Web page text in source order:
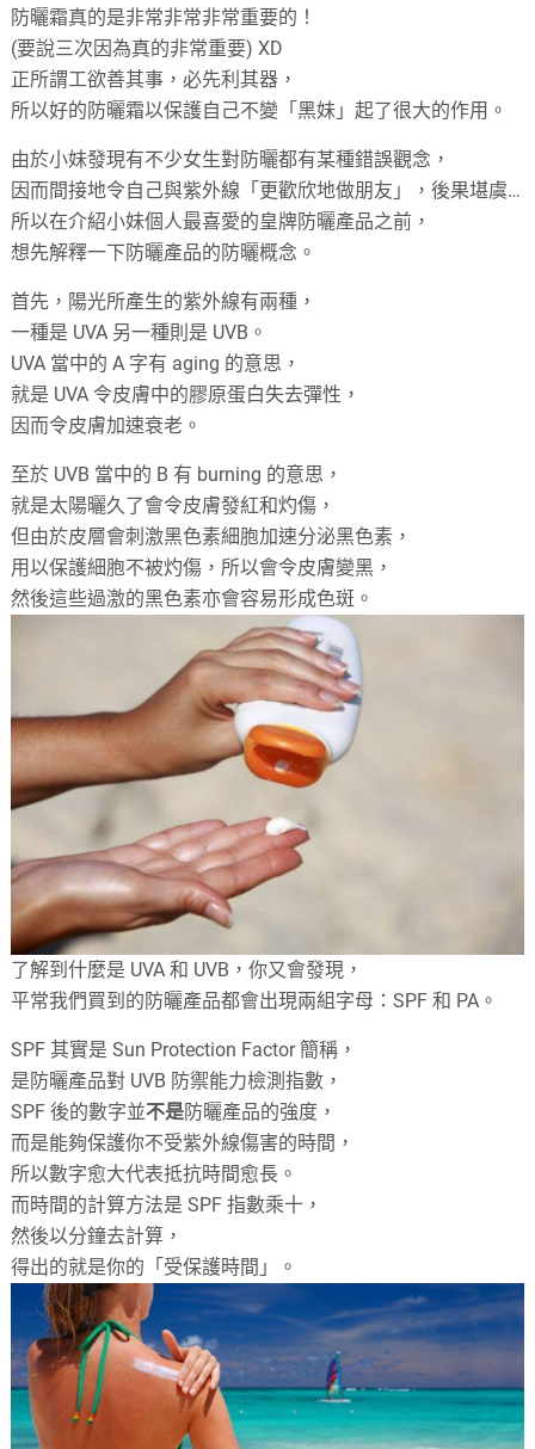
防曬霜真的是非常非常非常重要的！
(要說三次因為真的非常重要) XD
正所謂工欲善其事，必先利其器，
所以好的防曬霜以保護自己不變「黑妹」起了很大的作用。
由於小妹發現有不少女生對防曬都有某種錯誤觀念，
因而間接地令自己與紫外線「更歡欣地做朋友」，後果堪虞…
所以在介紹小妹個人最喜愛的皇牌防曬產品之前，
想先解釋一下防曬產品的防曬概念。
首先，陽光所產生的紫外線有兩種，
一種是 UVA 另一種則是 UVB。
UVA 當中的 A 字有 aging 的意思，
就是 UVA 令皮膚中的膠原蛋白失去彈性，
因而令皮膚加速衰老。
至於 UVB 當中的 B 有 burning 的意思，
就是太陽曬久了會令皮膚發紅和灼傷，
但由於皮層會刺激黑色素細胞加速分泌黑色素，
用以保護細胞不被灼傷，所以會令皮膚變黑，
然後這些過激的黑色素亦會容易形成色斑。
了解到什麼是 UVA 和 UVB，你又會發現，
平常我們買到的防曬產品都會出現兩組字母：SPF 和 PA。
SPF 其實是 Sun Protection Factor 簡稱，
是防曬產品對 UVB 防禦能力檢測指數，
SPF 後的數字並不是防曬產品的強度，
而是能夠保護你不受紫外線傷害的時間，
所以數字愈大代表抵抗時間愈長。
而時間的計算方法是 SPF 指數乘十，
然後以分鐘去計算，
得出的就是你的「受保護時間」。